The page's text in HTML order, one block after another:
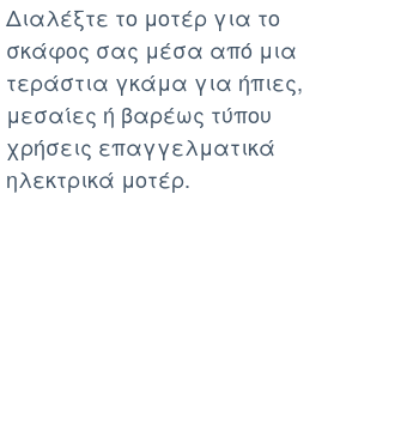
Διαλέξτε το μοτέρ για το
σκάφος σας μέσα από μια
τεράστια γκάμα για ήπιες,
μεσαίες ή βαρέως τύπου
χρήσεις επαγγελματικά
ηλεκτρικά μοτέρ.